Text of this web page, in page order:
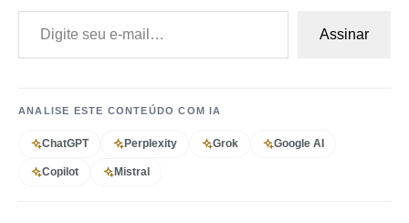
Digite seu e-mail…
Assinar
ANALISE ESTE CONTEÚDO COM IA
ChatGPT Perplexity Grok Google AI
Copilot Mistral